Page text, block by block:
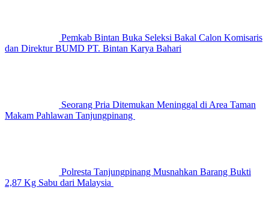
Pemkab Bintan Buka Seleksi Bakal Calon Komisaris
dan Direktur BUMD PT. Bintan Karya Bahari
Seorang Pria Ditemukan Meninggal di Area Taman
Makam Pahlawan Tanjungpinang
Polresta Tanjungpinang Musnahkan Barang Bukti
2,87 Kg Sabu dari Malaysia